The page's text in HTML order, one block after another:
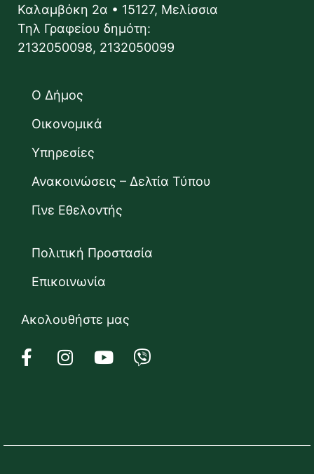
Καλαμβόκη 2α • 15127, Μελίσσια
Τηλ Γραφείου δημότη:
2132050098, 2132050099
Ο Δήμος
Οικονομικά
Υπηρεσίες
Ανακοινώσεις – Δελτία Τύπου
Γίνε Εθελοντής
Πολιτική Προστασία
Επικοινωνία
Ακολουθήστε μας